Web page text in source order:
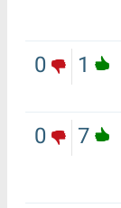
1
0
7
0